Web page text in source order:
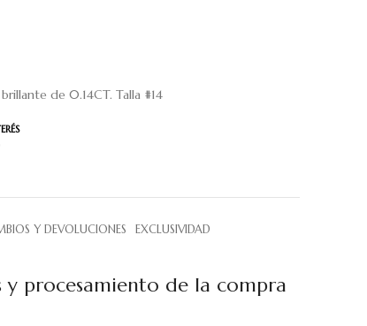
de 0.14CT. Talla #14
Y DEVOLUCIONES EXCLUSIVIDAD
y procesamiento de la compra